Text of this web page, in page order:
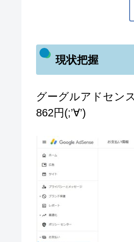
現状把握
グーグルアドセン
862円(;’∀’)